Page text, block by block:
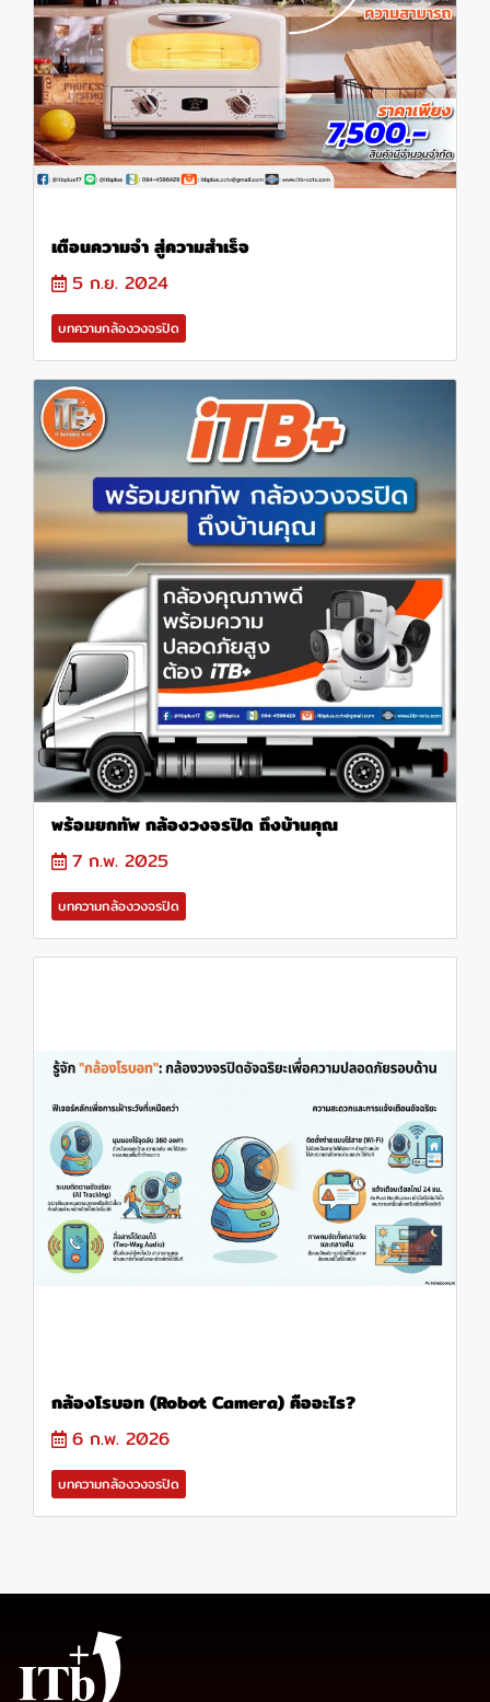
เตือนความจำ สู่ความสำเร็จ
5 ก.ย. 2024
บทความกล้องวงจรปิด
พร้อมยกทัพ กล้องวงจรปิด ถึงบ้านคุณ
7 ก.พ. 2025
บทความกล้องวงจรปิด
กล้องโรบอท (Robot Camera) คืออะไร?
6 ก.พ. 2026
บทความกล้องวงจรปิด